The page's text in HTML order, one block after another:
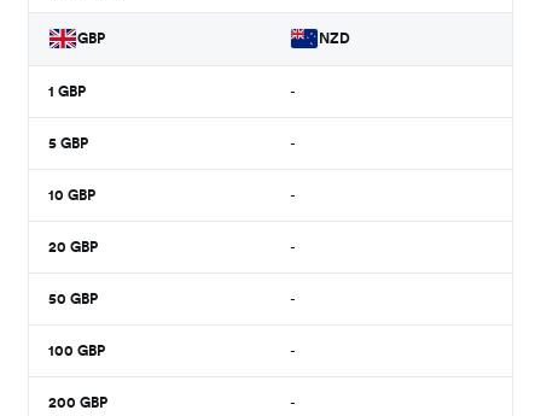
GBP NZD
1 GBP -
5 GBP -
10 GBP -
20 GBP -
50 GBP -
100 GBP -
200 GBP -